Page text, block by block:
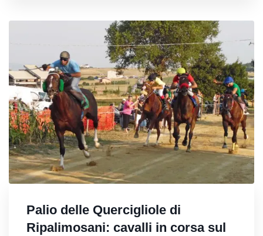
Palio delle Quercigliole di
Ripalimosani: cavalli in corsa sul